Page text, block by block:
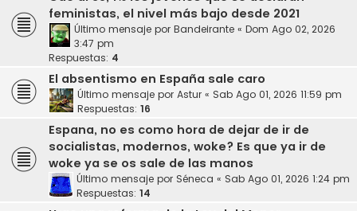
feministas, el nivel más bajo desde 2021
Último mensaje por Bandeirante « Dom Ago 02, 2026
3:47 pm
Respuestas: 4
El absentismo en España sale caro
Último mensaje por Astur « Sab Ago 01, 2026 11:59 pm
Respuestas: 16
Espana, no es como hora de dejar de ir de
socialistas, modernos, woke? Es que ya ir de
woke ya se os sale de las manos
Último mensaje por Séneca « Sab Ago 01, 2026 1:24 pm
Respuestas: 14